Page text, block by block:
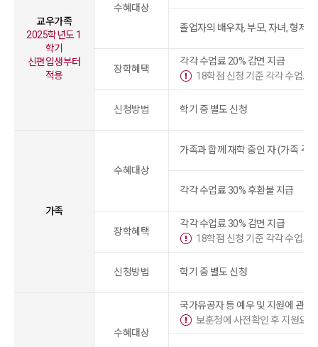
교우가족
2025학년도 1
학기
신편입생부터
적용
수혜대상
졸업자의 배우자, 부모, 자녀, 형제
장학혜택
각각 수업료 20% 감면 지급
18학점 신청 기준 각각 수업료
신청방법 학기 중 별도 신청
가족
수혜대상
가족과 함께 재학 중인 자 (가족 각
각각 수업료 30% 후환불 지급
장학혜택
각각 수업료 30% 감면 지급
18학점 신청 기준 각각 수업료
신청방법 학기 중 별도 신청
수혜대상
국가유공자 등 예우 및 지원에 관한
보훈청에 사전확인 후 지원요망